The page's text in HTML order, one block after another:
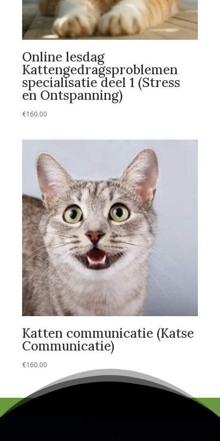
Online lesdag
Kattengedragsproblemen
specialisatie deel 1 (Stress
en Ontspanning)
€160.00
Katten communicatie (Katse
Communicatie)
€160.00